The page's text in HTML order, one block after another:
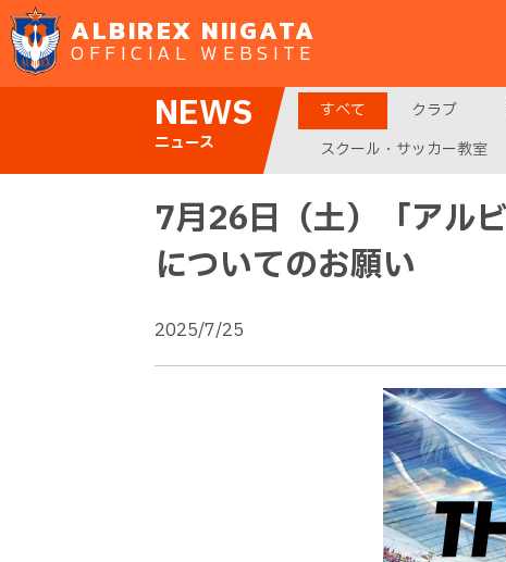
ALBIREX NIIGATA
OFFICIAL WEBSITE
NEWS
ニュース
すべて クラブ
スクール・サッカー教室
7月26日（土）「アル
についてのお願い
2025/7/25